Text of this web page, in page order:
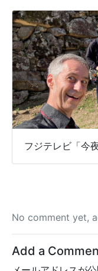
フジテレビ「今
No comment yet,
Add a